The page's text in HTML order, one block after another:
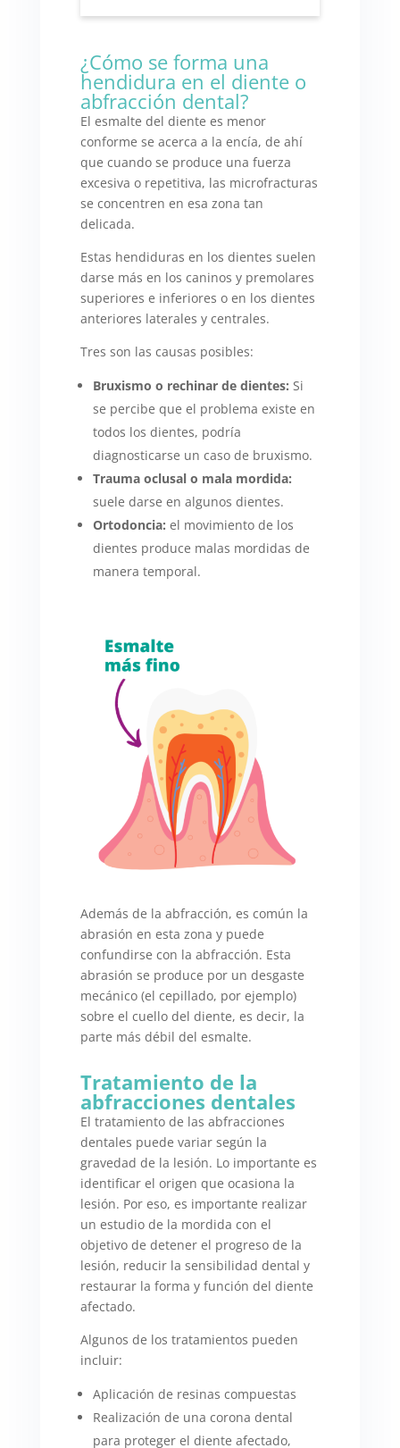
¿Cómo se forma una
hendidura en el diente o
abfracción dental?
El esmalte del diente es menor
conforme se acerca a la encía, de ahí
que cuando se produce una fuerza
excesiva o repetitiva, las microfracturas
se concentren en esa zona tan
delicada.
Estas hendiduras en los dientes suelen
darse más en los caninos y premolares
superiores e inferiores o en los dientes
anteriores laterales y centrales.
Tres son las causas posibles:
Bruxismo o rechinar de dientes: Si
se percibe que el problema existe en
todos los dientes, podría
diagnosticarse un caso de bruxismo.
Trauma oclusal o mala mordida:
suele darse en algunos dientes.
Ortodoncia: el movimiento de los
dientes produce malas mordidas de
manera temporal.
Además de la abfracción, es común la
abrasión en esta zona y puede
confundirse con la abfracción. Esta
abrasión se produce por un desgaste
mecánico (el cepillado, por ejemplo)
sobre el cuello del diente, es decir, la
parte más débil del esmalte.
Tratamiento de la
abfracciones dentales
El tratamiento de las abfracciones
dentales puede variar según la
gravedad de la lesión. Lo importante es
identificar el origen que ocasiona la
lesión. Por eso, es importante realizar
un estudio de la mordida con el
objetivo de detener el progreso de la
lesión, reducir la sensibilidad dental y
restaurar la forma y función del diente
afectado.
Algunos de los tratamientos pueden
incluir:
Aplicación de resinas compuestas
Realización de una corona dental
para proteger el diente afectado,